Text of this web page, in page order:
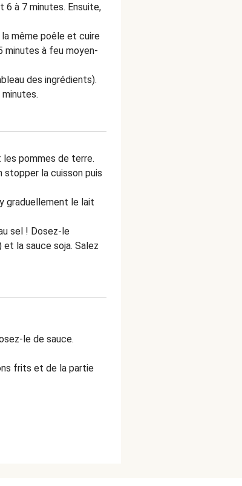
6 à 7 minutes. Ensuite,
même poêle et cuire
minutes à feu moyen-
des ingrédients).
pommes de terre.
stopper la cuisson puis
graduellement le lait
sel ! Dosez-le
la sauce soja. Salez
le de sauce.
frits et de la partie